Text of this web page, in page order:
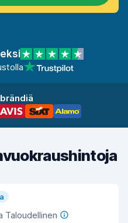
Taloudellinen